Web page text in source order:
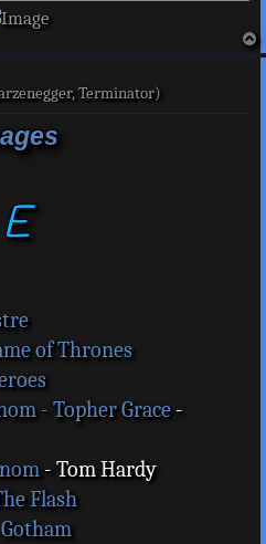
a
Terminator)
E
of Thrones
- Topher Grace-
- Tom Hardy
Flash